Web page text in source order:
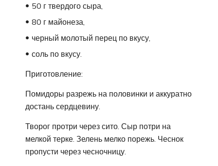
50 г твердого сыра,
80 г майонеза,
черный молотый перец по вкусу,
соль по вкусу.
Приготовление:
Помидоры разрежь на половинки и аккуратно
достань сердцевину.
Творог протри через сито. Сыр потри на
мелкой терке. Зелень мелко порежь. Чеснок
пропусти через чесночницу.